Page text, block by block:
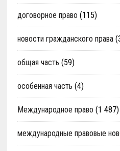
договорное право (115)
новости гражданского права
общая часть (59)
особенная часть (4)
Международное право (1 487)
международные правовые